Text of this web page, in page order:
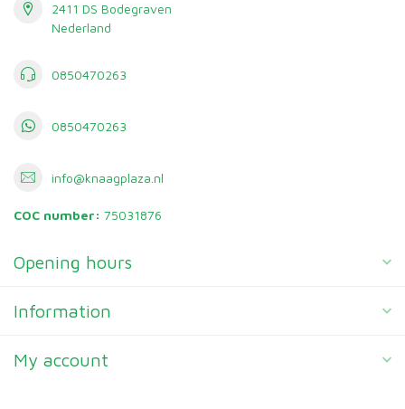
2411 DS Bodegraven
Nederland
0850470263
0850470263
info@knaagplaza.nl
COC number: 75031876
Opening hours
Information
My account